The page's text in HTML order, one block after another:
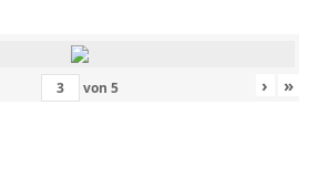
von 5 › »